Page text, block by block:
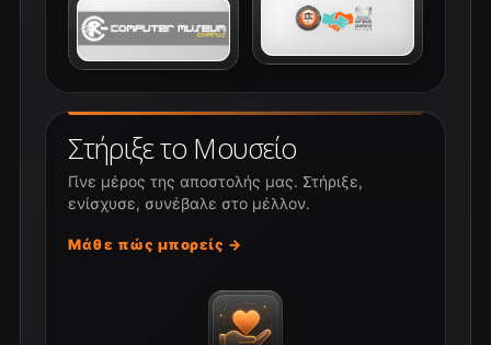
Στήριξε το Μουσείο
Γίνε μέρος της αποστολής μας. Στήριξε,
ενίσχυσε, συνέβαλε στο μέλλον.
Μάθε πώς μπορείς →